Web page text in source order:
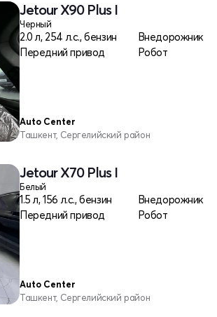
Jetour X90 Plus I
Черный
2.0 л, 254 л.с., бензин
Внедорожник
Передний привод
Робот
Auto Center
Ташкент, Сергелийский район
Jetour X70 Plus I
Белый
1.5 л, 156 л.с., бензин
Внедорожник
Передний привод
Робот
Auto Center
Ташкент, Сергелийский район